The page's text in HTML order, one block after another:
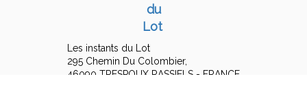
du
Lot
Les instants du Lot
295 Chemin Du Colombier,
46090 TRESPOUX RASSIELS - FRANCE